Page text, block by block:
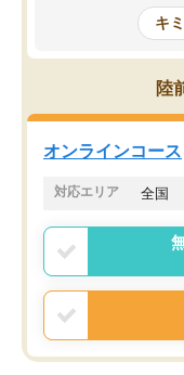
はなくなりました。
講師の方との距離
チングのおかげで
ションを維持できま
る勉強」から「目
意識が変わったこと
キ
陸
オンラインコース
対応エリア 全国